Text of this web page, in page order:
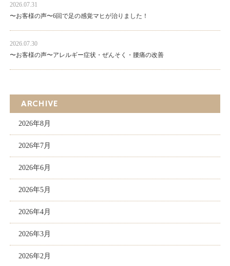
2026.07.31
〜お客様の声〜6回で足の感覚マヒが治りました！
2026.07.30
〜お客様の声〜アレルギー症状・ぜんそく・腰痛の改善
ARCHIVE
2026年8月
2026年7月
2026年6月
2026年5月
2026年4月
2026年3月
2026年2月